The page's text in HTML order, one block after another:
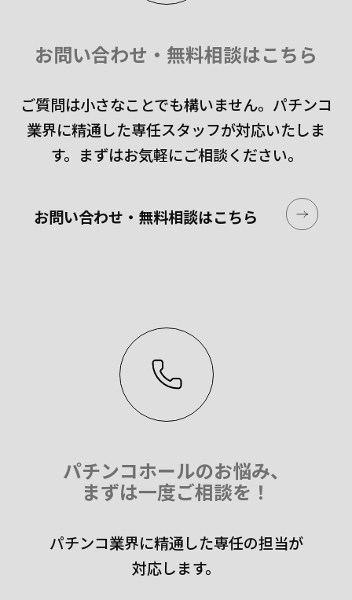
お問い合わせ・無料相談はこちら
ご質問は小さなことでも構いません。 パチンコ
業界に精通した専任スタッフが対応いたしま
す。 まずはお気軽にご相談ください。
お問い合わせ・無料相談はこちら
パチンコホールのお悩み、
まずは一度ご相談を！
パチンコ業界に精通した専任の担当が
対応します。